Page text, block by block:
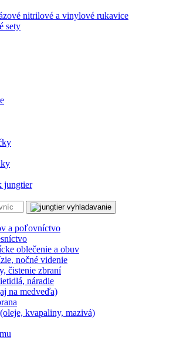
nitrilové a vinylové rukavice
sety
a poľovníctvo
oblečenie a obuv
nočné videnie
čistenie zbraní
náradie
na medveďa)
kvapaliny, mazivá)